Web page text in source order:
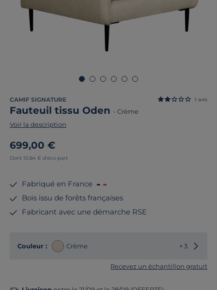
CAMIF SIGNATURE
Fauteuil tissu Oden - Crème
1 avis
Voir la description
699,00 €
Dont 10,84 € d'éco-part
Fabriqué en France
Bois issu de forêts françaises
Fabricant avec une démarche RSE
Couleur : Crème + 3
Recevez un échantillon gratuit